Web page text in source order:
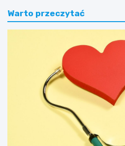
Warto przeczytać